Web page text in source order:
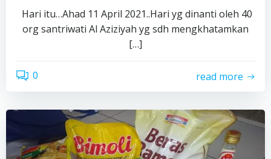
Hari itu…Ahad 11 April 2021..Hari yg dinanti oleh 40
org santriwati Al Aziziyah yg sdh mengkhatamkan
[…]
0 read more